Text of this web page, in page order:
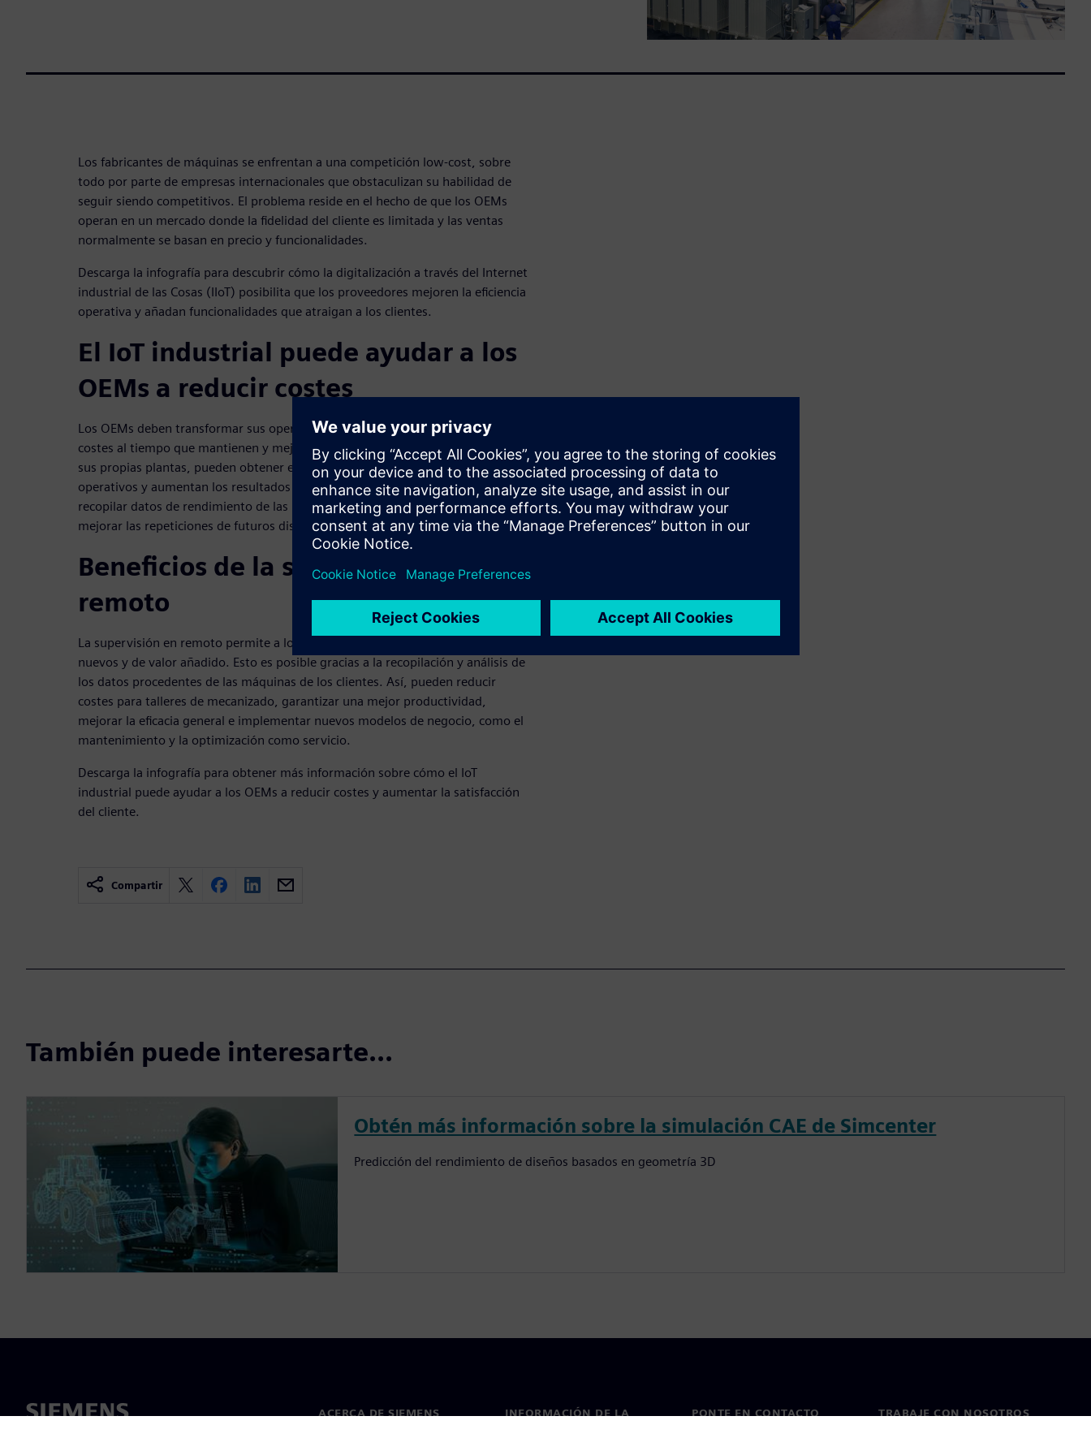
Los fabricantes de máquinas se enfrentan a una competición low-cost, sobre
todo por parte de empresas internacionales que obstaculizan su habilidad de
seguir siendo competitivos. El problema reside en el hecho de que los OEMs
operan en un mercado donde la fidelidad del cliente es limitada y las ventas
normalmente se basan en precio y funcionalidades.
Descarga la infografía para descubrir cómo la digitalización a través del Internet
industrial de las Cosas (IIoT) posibilita que los proveedores mejoren la eficiencia
operativa y añadan funcionalidades que atraigan a los clientes.
El IoT industrial puede ayudar a los
OEMs a reducir costes
Los OEMs deben transformar sus operaciones de forma que puedan reducir los
costes al tiempo que mantienen y mejoran la calidad. Al implementar el IIoT en
sus propias plantas, pueden obtener eficiencias que minimizan los costes
operativos y aumentan los resultados de producción. Asimismo, pueden
recopilar datos de rendimiento de las máquinas del cliente con el objetivo de
mejorar las repeticiones de futuros diseños.
Beneficios de la supervisión en
remoto
La supervisión en remoto permite a los OEMs marcar la diferencia con servicios
nuevos y de valor añadido. Esto es posible gracias a la recopilación y análisis de
los datos procedentes de las máquinas de los clientes. Así, pueden reducir
costes para talleres de mecanizado, garantizar una mejor productividad,
mejorar la eficacia general e implementar nuevos modelos de negocio, como el
mantenimiento y la optimización como servicio.
Descarga la infografía para obtener más información sobre cómo el IoT
industrial puede ayudar a los OEMs a reducir costes y aumentar la satisfacción
del cliente.
Compartir
También puede interesarte...
Obtén más información sobre la simulación CAE de Simcenter
Predicción del rendimiento de diseños basados en geometría 3D
ACERCA DE SIEMENS
INFORMACIÓN DE LA
PONTE EN CONTACTO TRABAJE CON NOSOTROS